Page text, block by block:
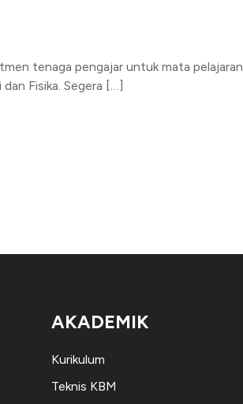
tenaga pengajar untuk mata pelajaran
Fisika. Segera […]
AKADEMIK
Kurikulum
Teknis KBM